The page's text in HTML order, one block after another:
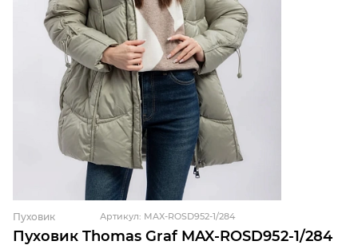
Пуховик Thomas Graf MAX-ROSD952-1/284
Пуховик Артикул: MAX-ROSD952-1/284